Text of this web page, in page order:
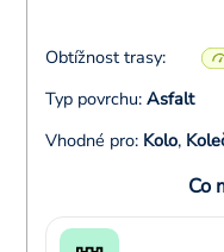
Obtížnost trasy:
Typ povrchu: Asfalt
Vhodné pro: Kolo,
Co